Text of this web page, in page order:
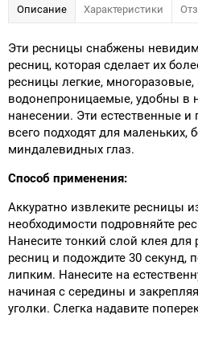
Описание Характеристики
Эти ресницы снабжены
ресниц, которая сделает их
ресницы легкие,
водонепроницаемые, удобны в
нанесении. Эти естественные
всего подходят для маленьких,
миндалевидных глаз.
Способ применения:
Аккуратно извлеките ресницы
необходимости подровняйте
Нанесите тонкий слой клея для
ресниц и подождите 30 секунд,
липким. Нанесите на
начиная с середины и
уголки. Слегка надавите